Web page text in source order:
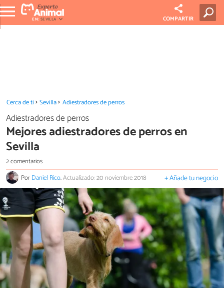
EN: SEVILLA COMPARTIR
Cerca de ti Sevilla Adiestradores de perros
Adiestradores de perros
Mejores adiestradores de perros en
Sevilla
2 comentarios
PorDaniel Rico.Actualizado: 20 noviembre 2018 + Añade tu negocio